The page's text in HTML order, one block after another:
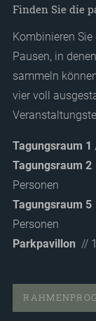
Finden Sie die
Kombinieren
Pausen, in
sammeln
vier voll
Tagungsraum 1
Tagungsraum 2
Personen
Tagungsraum 5
Personen
Parkpavillon //